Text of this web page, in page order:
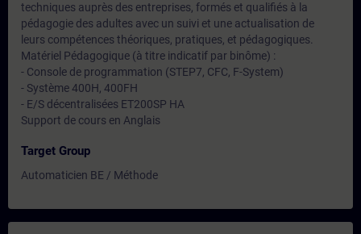
techniques auprès des entreprises, formés et qualifiés à la
pédagogie des adultes avec un suivi et une actualisation de
leurs compétences théoriques, pratiques, et pédagogiques.
Matériel Pédagogique (à titre indicatif par binôme) :
- Console de programmation (STEP7, CFC, F-System)
- Système 400H, 400FH
- E/S décentralisées ET200SP HA
Support de cours en Anglais
Target Group
Automaticien BE / Méthode